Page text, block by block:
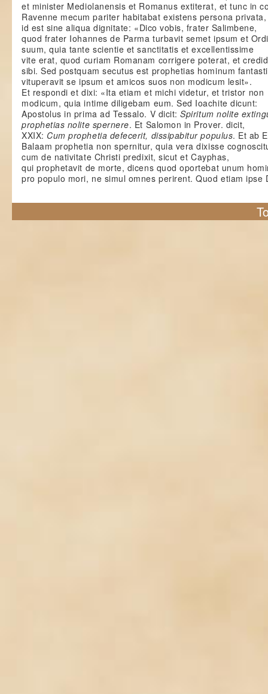
et minister Mediolanensis et Romanus extiterat, et tunc in
Ravenne mecum pariter habitabat existens persona privata,
id est sine aliqua dignitate: «Dico vobis, frater Salimbene,
quod frater Iohannes de Parma turbavit semet ipsum et
suum, quia tante scientie et sanctitatis et excellentissime
vite erat, quod curiam Romanam corrigere poterat, et
sibi. Sed postquam secutus est prophetias hominum
vituperavit se ipsum et amicos suos non modicum lesit».
Et respondi et dixi: «Ita etiam et michi videtur, et tristor non
modicum, quia intime diligebam eum. Sed Ioachite dicunt:
Apostolus in prima ad Tessalo. V dicit:Spiritum nolite
prophetias nolite spernere. Et Salomon in Prover. dicit,
XXIX: Cum prophetia defecerit, dissipabitur populus. Et ab
Balaam prophetia non spernitur, quia vera dixisse
cum de nativitate Christi predixit, sicut et Cayphas,
qui prophetavit de morte, dicens quod oportebat unum
pro populo mori, ne simul omnes perirent. Quod etiam ipse